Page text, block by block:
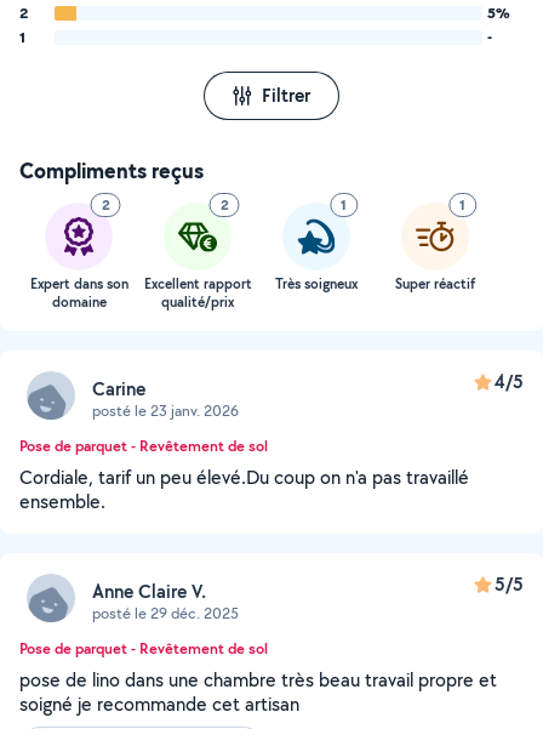
2
5%
1
-
Filtrer
Compliments reçus
2
Expert dans son
domaine
2
Excellent rapport
qualité/prix
1
Très soigneux
1
Super réactif
Carine
posté le 23 janv. 2026
4/5
Pose de parquet - Revêtement de sol
Cordiale, tarif un peu élevé.Du coup on n'a pas travaillé
ensemble.
Anne Claire V.
posté le 29 déc. 2025
5/5
Pose de parquet - Revêtement de sol
pose de lino dans une chambre très beau travail propre et
soigné je recommande cet artisan